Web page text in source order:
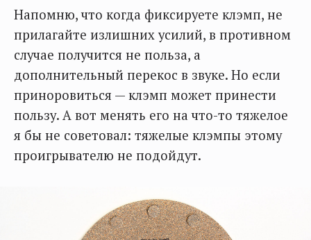
Напомню, что когда фиксируете клэмп, не
прилагайте излишних усилий, в противном
случае получится не польза, а
дополнительный перекос в звуке. Но если
приноровиться — клэмп может принести
пользу. А вот менять его на что-то тяжелое
я бы не советовал: тяжелые клэмпы этому
проигрывателю не подойдут.